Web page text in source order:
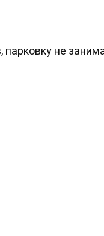
не